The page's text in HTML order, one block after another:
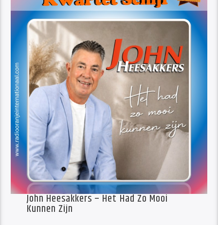
John Heesakkers – Het Had Zo Mooi
Kunnen Zijn